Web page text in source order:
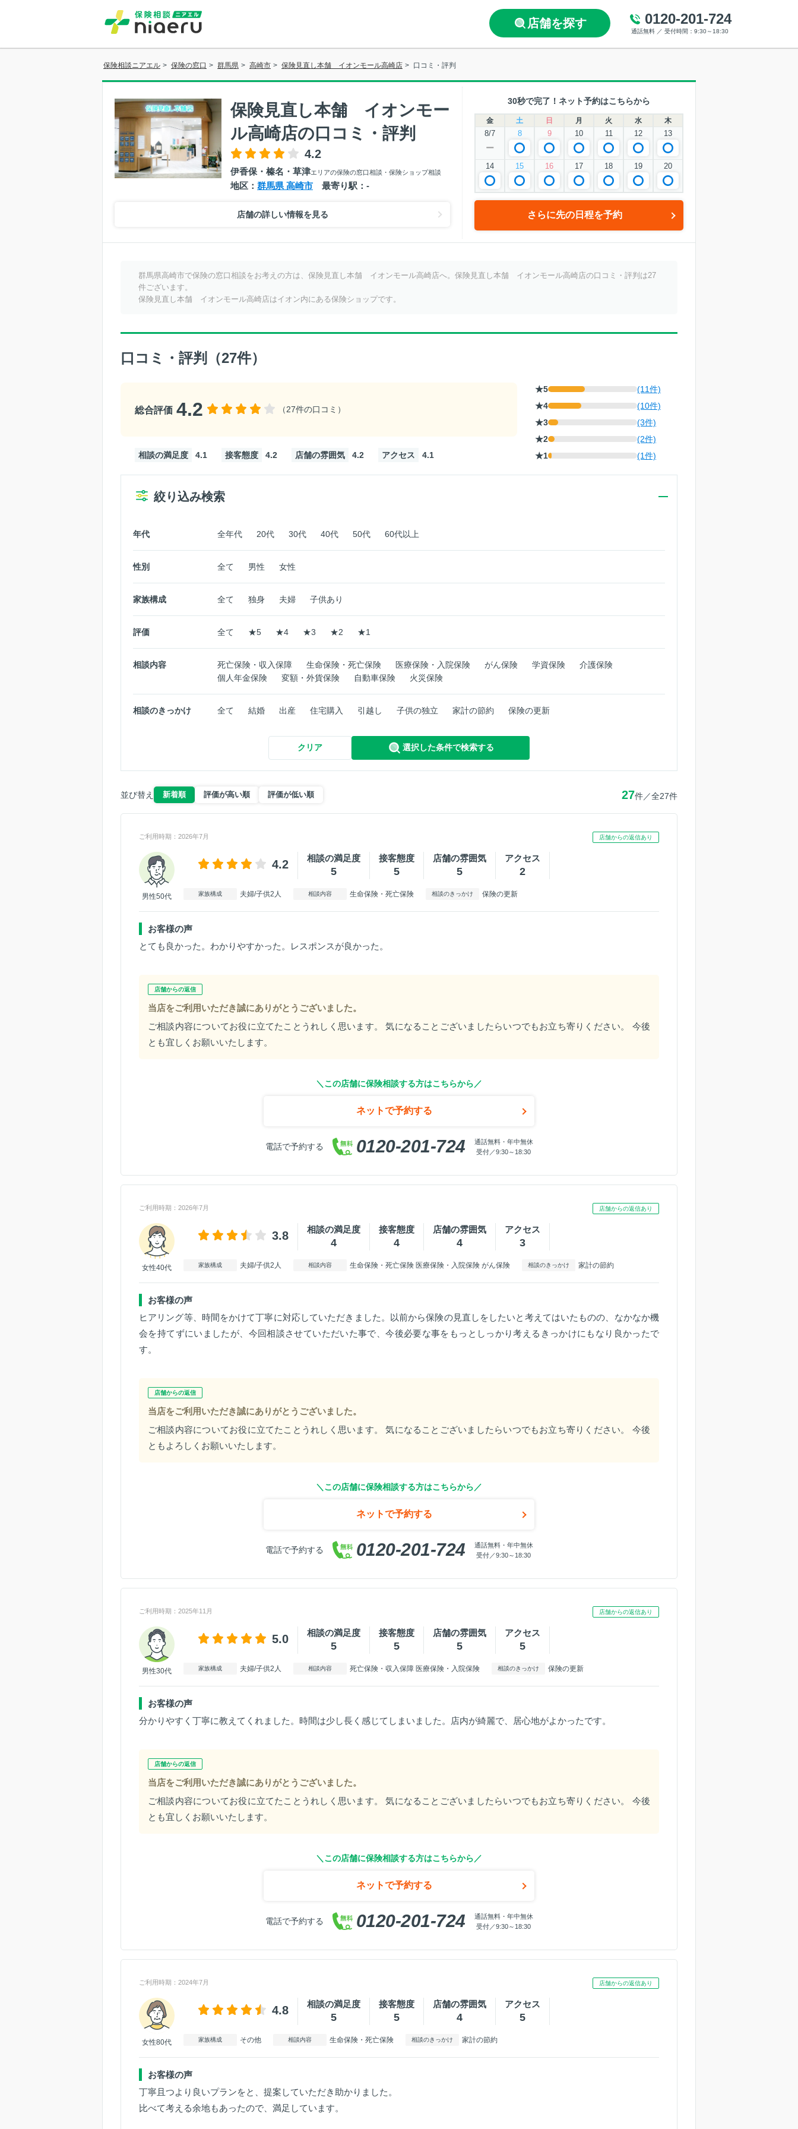
店舗を探す 0120-201-724
通話無料 ／ 受付時間：9:30～18:30
保険相談ニアエル > 保険の窓口 > 群馬県 > 高崎市 > 保険見直し本舗 イオンモール高崎店 > 口コミ・評判
保険見直し本舗 イオンモー
ル高崎店の口コミ・評判
4.2
伊香保・榛名・草津エリアの保険の窓口相談・保険ショップ相談
地区： 群馬県 高崎市 最寄り駅：-
店舗の詳しい情報を見る
30秒で完了！ネット予約はこちらから
金 土 日 月 火 水 木
8/7 8 9 10 11 12 13
ー
14 15 16 17 18 19 20
さらに先の日程を予約
群馬県高崎市で保険の窓口相談をお考えの方は、保険見直し本舗 イオンモール高崎店へ。保険見直し本舗 イオンモール高崎店の口コミ・評判は27
件ございます。
保険見直し本舗 イオンモール高崎店はイオン内にある保険ショップです。
口コミ・評判（27件）
総合評価 4.2 （27件の口コミ）
相談の満足度 4.1 接客態度 4.2 店舗の雰囲気 4.2 アクセス 4.1
★5
(11件)
★4
(10件)
★3
(3件)
★2
(2件)
★1
(1件)
絞り込み検索
年代 全年代 20代 30代 40代 50代 60代以上
性別 全て 男性 女性
家族構成 全て 独身 夫婦 子供あり
評価 全て ★5 ★4 ★3 ★2 ★1
相談内容 死亡保険・収入保障 生命保険・死亡保険 医療保険・入院保険 がん保険 学資保険
介護保険
個人年金保険
変額・外貨保険 自動車保険 火災保険
相談のきっかけ 全て 結婚 出産 住宅購入 引越し 子供の独立 家計の節約 保険の更新
クリア 選択した条件で検索する
並び替え 新着順 評価が高い順 評価が低い順 27件／全27件
ご利用時期：2026年7月 店舗からの返信あり
男性50代
4.2 相談の満足度
5
接客態度
5
店舗の雰囲気
5
アクセス
2
家族構成 夫婦/子供2人 相談内容 生命保険・死亡保険 相談のきっかけ 保険の更新
お客様の声
とても良かった。わかりやすかった。レスポンスが良かった。
店舗からの返信
当店をご利用いただき誠にありがとうございました。
ご相談内容についてお役に立てたことうれしく思います。 気になることございましたらいつでもお立ち寄りください。 今後
とも宜しくお願いいたします。
＼この店舗に保険相談する方はこちらから／
ネットで予約する
電話で予約する 0120-201-724
通話無料・年中無休
受付／9:30～18:30
ご利用時期：2026年7月 店舗からの返信あり
女性40代
3.8 相談の満足度
4
接客態度
4
店舗の雰囲気
4
アクセス
3
家族構成 夫婦/子供2人 相談内容 生命保険・死亡保険 医療保険・入院保険 がん保険 相談のきっかけ 家計の節約
お客様の声
ヒアリング等、時間をかけて丁寧に対応していただきました。以前から保険の見直しをしたいと考えてはいたものの、なかなか機
会を持てずにいましたが、今回相談させていただいた事で、今後必要な事をもっとしっかり考えるきっかけにもなり良かったで
す。
店舗からの返信
当店をご利用いただき誠にありがとうございました。
ご相談内容についてお役に立てたことうれしく思います。 気になることございましたらいつでもお立ち寄りください。 今後
ともよろしくお願いいたします。
＼この店舗に保険相談する方はこちらから／
ネットで予約する
電話で予約する 0120-201-724
通話無料・年中無休
受付／9:30～18:30
ご利用時期：2025年11月 店舗からの返信あり
男性30代
5.0 相談の満足度
5
接客態度
5
店舗の雰囲気
5
アクセス
5
家族構成 夫婦/子供2人 相談内容 死亡保険・収入保障 医療保険・入院保険 相談のきっかけ 保険の更新
お客様の声
分かりやすく丁寧に教えてくれました。時間は少し長く感じてしまいました。店内が綺麗で、居心地がよかったです。
店舗からの返信
当店をご利用いただき誠にありがとうございました。
ご相談内容についてお役に立てたことうれしく思います。 気になることございましたらいつでもお立ち寄りください。 今後
とも宜しくお願いいたします。
＼この店舗に保険相談する方はこちらから／
ネットで予約する
電話で予約する 0120-201-724
通話無料・年中無休
受付／9:30～18:30
ご利用時期：2024年7月 店舗からの返信あり
女性80代
4.8 相談の満足度
5
接客態度
5
店舗の雰囲気
4
アクセス
5
家族構成 その他 相談内容 生命保険・死亡保険 相談のきっかけ 家計の節約
お客様の声
丁寧且つより良いプランをと、提案していただき助かりました。
比べて考える余地もあったので、満足しています。